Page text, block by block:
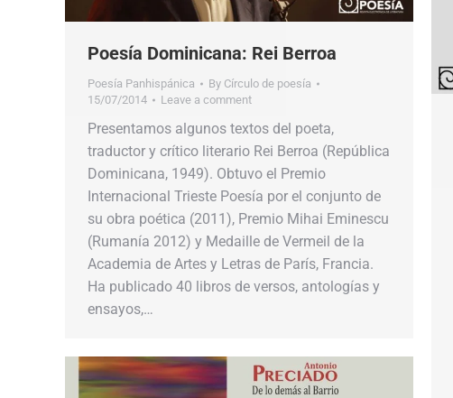
Poesía Dominicana: Rei Berroa
Poesía Panhispánica By Círculo de poesía
15/07/2014
Leave a comment
Presentamos algunos textos del poeta,
traductor y crítico literario Rei Berroa (República
Dominicana, 1949). Obtuvo el Premio
Internacional Trieste Poesía por el conjunto de
su obra poética (2011), Premio Mihai Eminescu
(Rumanía 2012) y Medaille de Vermeil de la
Academia de Artes y Letras de París, Francia.
Ha publicado 40 libros de versos, antologías y
ensayos,…